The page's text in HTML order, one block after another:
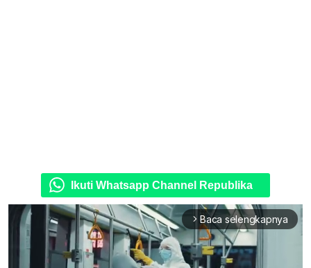
Ikuti Whatsapp Channel Republika
arrow_forward_ios Baca selengkapnya